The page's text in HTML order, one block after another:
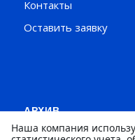
Контакты
Оставить заявку
АРХИВ
Август 2023